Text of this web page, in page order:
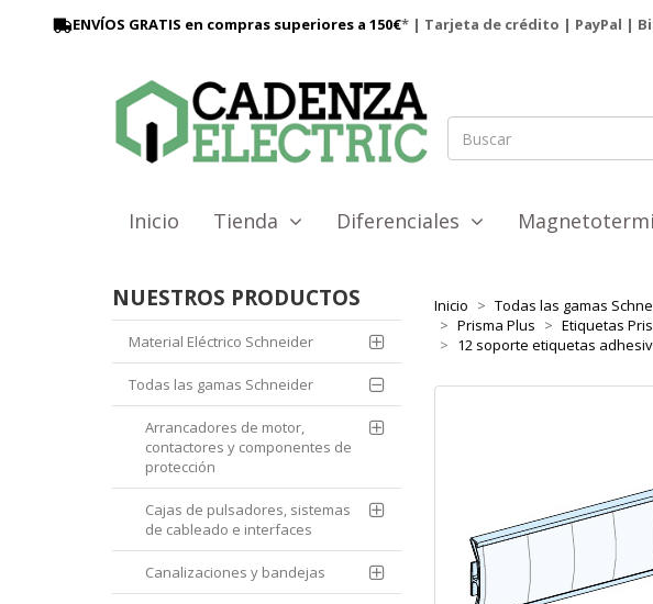
ENVÍOS GRATIS en compras superiores a 150€* | Tarjeta de crédito | PayPal |
Inicio Tienda Diferenciales
Inicio Todas las gamas
Prisma Plus
Etiquetas
12 soporte etiquetas
NUESTROS PRODUCTOS
Material Eléctrico Schneider
Todas las gamas Schneider
Arrancadores de motor,
contactores y componentes de
protección
Cajas de pulsadores, sistemas
de cableado e interfaces
Canalizaciones y bandejas